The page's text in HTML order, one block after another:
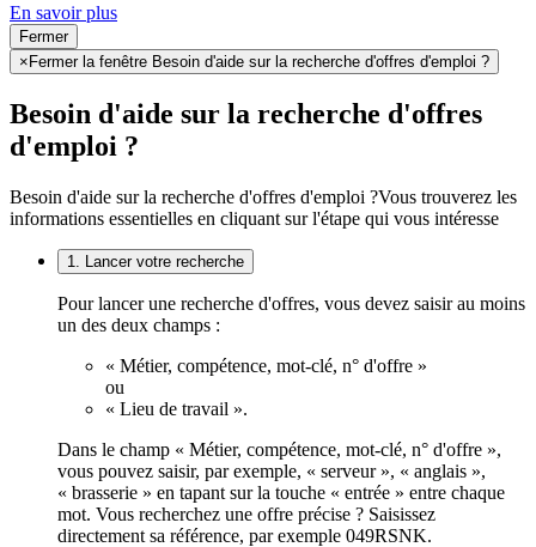
En savoir plus
Fermer
× Fermer la fenêtre Besoin d'aide sur la recherche d'offres d'emploi ?
Besoin d'aide sur la recherche d'offres
d'emploi ?
Besoin d'aide sur la recherche d'offres d'emploi ?Vous trouverez les
informations essentielles en cliquant sur l'étape qui vous intéresse
1. Lancer votre recherche
Pour lancer une recherche d'offres, vous devez saisir au moins
un des deux champs :
« Métier, compétence, mot-clé, n° d'offre »
ou
« Lieu de travail ».
Dans le champ « Métier, compétence, mot-clé, n° d'offre »,
vous pouvez saisir, par exemple, « serveur », « anglais »,
« brasserie » en tapant sur la touche « entrée » entre chaque
mot. Vous recherchez une offre précise ? Saisissez
directement sa référence, par exemple 049RSNK.